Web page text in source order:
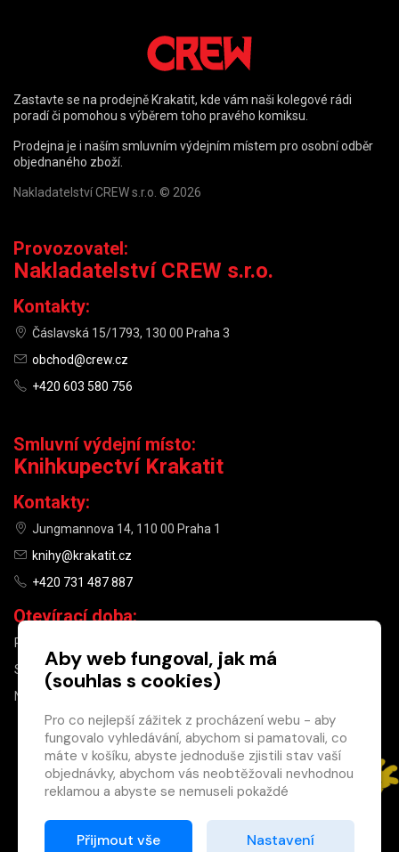
×
Máte u nás již
registrovaný
účet?
Registrací získáte slevu
Zastavte se na prodejně Krakatit, kde vám naši kolegové rádi
poradí či pomohou s výběrem toho pravého komiksu.
Prodejna je i naším smluvním výdejním místem pro osobní odběr
objednaného zboží.
Nakladatelství CREW s.r.o. © 2026
Provozovatel:
Nakladatelství CREW s.r.o.
Kontakty:
Čáslavská 15/1793, 130 00 Praha 3
obchod@crew.cz
+420 603 580 756
Smluvní výdejní místo:
Knihkupectví Krakatit
Kontakty:
Jungmannova 14, 110 00 Praha 1
knihy@krakatit.cz
+420 731 487 887
Otevírací doba:
PO–PÁ
SO
10:00–13:00
NE
Aby web fungoval, jak má
(souhlas s cookies)
Pro co nejlepší zážitek z procházení webu - aby
fungovalo vyhledávání, abychom si pamatovali, co
máte v košíku, abyste jednoduše zjistili stav vaší
objednávky, abychom vás neobtěžovali nevhodnou
reklamou a abyste se nemuseli pokaždé
Proto od vás potřebujeme souhlas se
Přijmout vše Nastavení